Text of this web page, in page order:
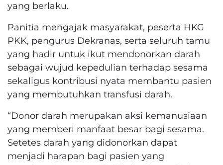
yang berlaku.
Panitia mengajak masyarakat, peserta HKG
PKK, pengurus Dekranas, serta seluruh tamu
yang hadir untuk ikut mendonorkan darah
sebagai wujud kepedulian terhadap sesama
sekaligus kontribusi nyata membantu pasien
yang membutuhkan transfusi darah.
“Donor darah merupakan aksi kemanusiaan
yang memberi manfaat besar bagi sesama.
Setetes darah yang didonorkan dapat
menjadi harapan bagi pasien yang